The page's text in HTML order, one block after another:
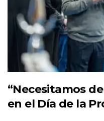
“Necesitamos
en el Día de la